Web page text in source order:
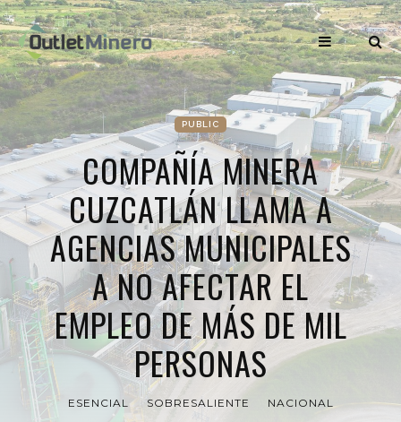
PUBLIC
COMPAÑÍA MINERA
CUZCATLÁN LLAMA A
AGENCIAS MUNICIPALES
A NO AFECTAR EL
EMPLEO DE MÁS DE MIL
PERSONAS
ESENCIAL SOBRESALIENTE NACIONAL